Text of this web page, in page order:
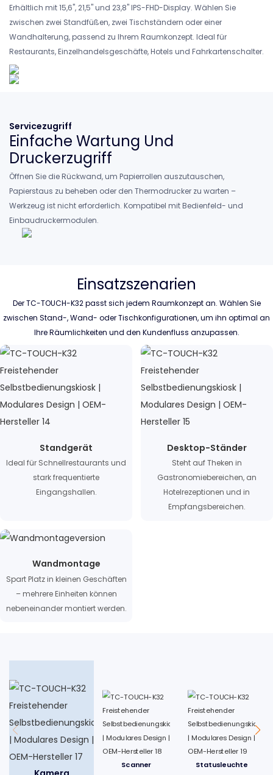
Erhältlich mit 15,6", 21,5" und 23,8" IPS-FHD-Display. Wählen Sie
zwischen zwei Standfüßen, zwei Tischständern oder einer
Wandhalterung, passend zu Ihrem Raumkonzept. Ideal für
Restaurants, Einzelhandelsgeschäfte, Hotels und Fahrkartenschalter.
Servicezugriff
Einfache Wartung Und
Druckerzugriff
Öffnen Sie die Rückwand, um Papierrollen auszutauschen,
Papierstaus zu beheben oder den Thermodrucker zu warten –
Werkzeug ist nicht erforderlich. Kompatibel mit Bedienfeld- und
Einbaudruckermodulen.
Einsatzszenarien
Der TC-TOUCH-K32 passt sich jedem Raumkonzept an. Wählen Sie
zwischen Stand-, Wand- oder Tischkonfigurationen, um ihn optimal an
Ihre Räumlichkeiten und den Kundenfluss anzupassen.
Standgerät
Ideal für Schnellrestaurants und
stark frequentierte
Eingangshallen.
Desktop-Ständer
Steht auf Theken in
Gastronomiebereichen, an
Hotelrezeptionen und in
Empfangsbereichen.
Wandmontage
Spart Platz in kleinen Geschäften
– mehrere Einheiten können
nebeneinander montiert werden.
Scanner Statusleuchte